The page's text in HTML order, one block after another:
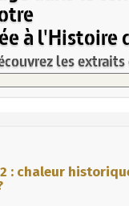
à l'Histoire
les
: chaleur